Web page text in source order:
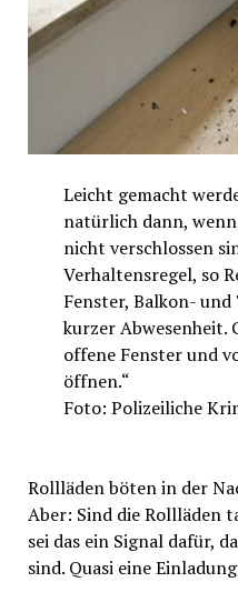
Leicht gemacht
natürlich dann,
nicht verschlossen
Verhaltensregel, so
Fenster, Balkon-
kurzer Abwesenheit.
offene Fenster und
öffnen.“
Foto: Polizeiliche
Rollläden böten in der
Aber: Sind die Rollläden
sei das ein Signal dafür,
sind. Quasi eine